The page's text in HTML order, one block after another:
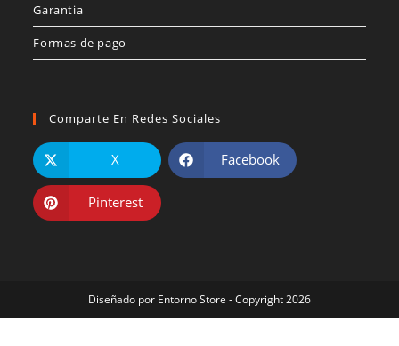
Garantia
Formas de pago
Comparte En Redes Sociales
X Facebook
Pinterest
Diseñado por Entorno Store - Copyright 2026